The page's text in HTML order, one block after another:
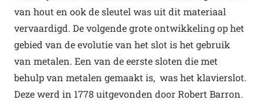
van hout en ook de sleutel was uit dit materiaal
vervaardigd. De volgende grote ontwikkeling op het
gebied van de evolutie van het slot is het gebruik
van metalen. Een van de eerste sloten die met
behulp van metalen gemaakt is, was het klavierslot.
Deze werd in 1778 uitgevonden door Robert Barron.